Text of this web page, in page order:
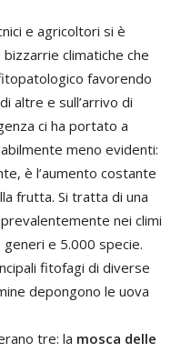
e agricoltori si è
climatiche che
favorendo
altre e sull’arrivo di
ci ha portato a
meno evidenti:
è l’aumento costante
frutta. Si tratta di una
nei climi
e 5.000 specie.
fitofagi di diverse
depongono le uova
tre: la mosca delle